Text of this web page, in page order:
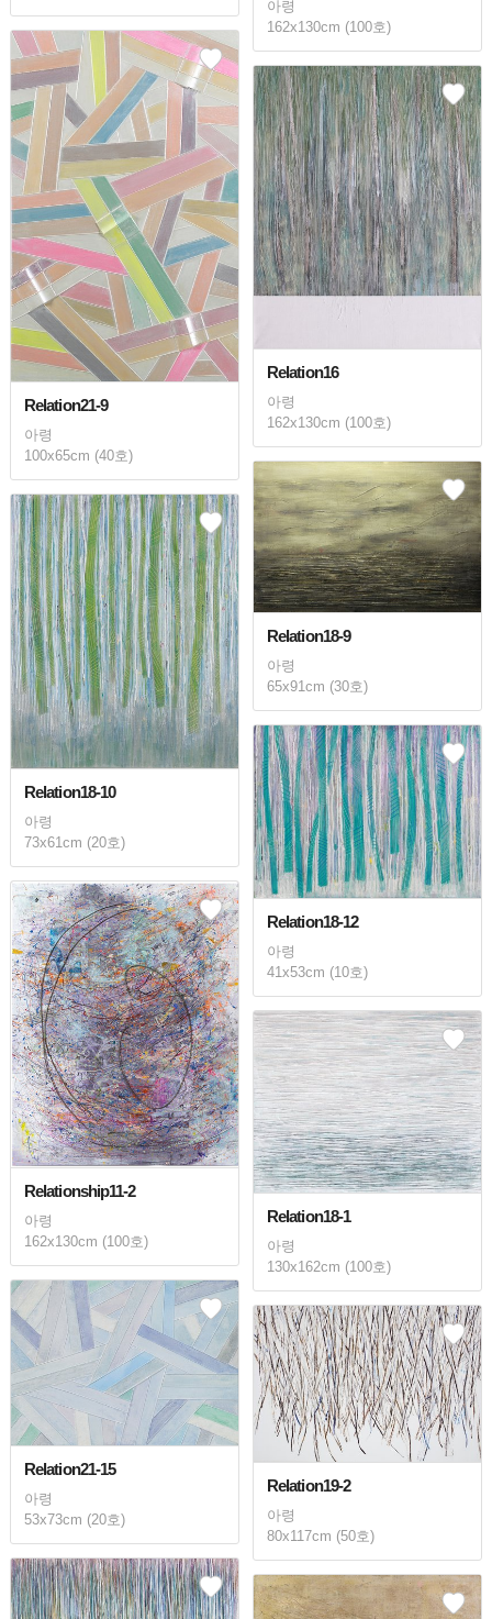
아령
162x130cm (100호)
Relation21-9
아령
100x65cm (40호)
Relation16
아령
162x130cm (100호)
Relation18-9
아령
65x91cm (30호)
Relation18-10
아령
73x61cm (20호)
Relation18-12
아령
41x53cm (10호)
Relationship11-2
아령
162x130cm (100호)
Relation18-1
아령
130x162cm (100호)
Relation21-15
아령
53x73cm (20호)
Relation19-2
아령
80x117cm (50호)